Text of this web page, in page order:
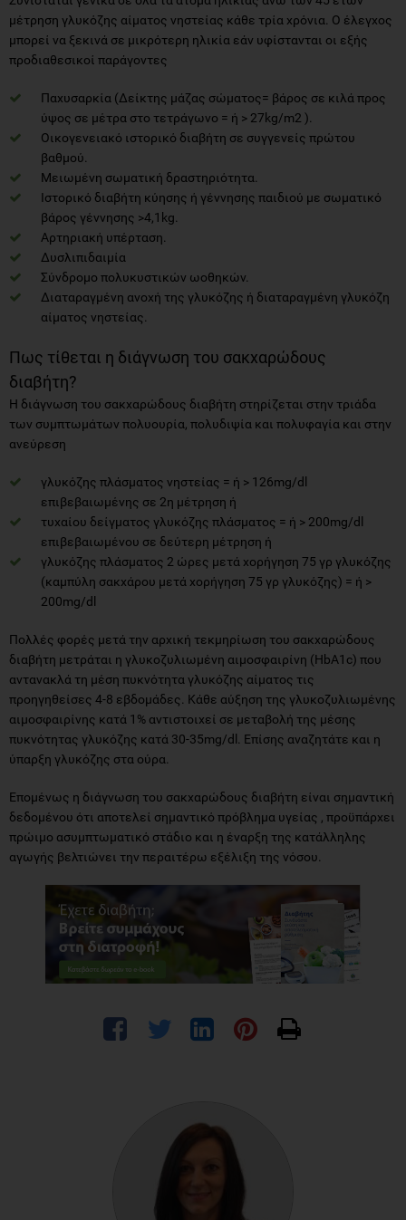
μέτρηση γλυκόζης αίματος νηστείας κάθε τρία χρόνια. Ο έλεγχος
μπορεί να ξεκινά σε μικρότερη ηλικία εάν υφίστανται οι εξής
προδιαθεσικοί παράγοντες
Παχυσαρκία (Δείκτης μάζας σώματος= βάρος σε κιλά προς
ύψος σε μέτρα στο τετράγωνο = ή > 27kg/m2 ).
Οικογενειακό ιστορικό διαβήτη σε συγγενείς πρώτου
βαθμού.
Μειωμένη σωματική δραστηριότητα.
Ιστορικό διαβήτη κύησης ή γέννησης παιδιού με σωματικό
βάρος γέννησης >4,1kg.
Αρτηριακή υπέρταση.
Δυσλιπιδαιμία
Σύνδρομο πολυκυστικών ωοθηκών.
Διαταραγμένη ανοχή της γλυκόζης ή διαταραγμένη γλυκόζη
αίματος νηστείας.
Πως τίθεται η διάγνωση του σακχαρώδους
διαβήτη?
Η διάγνωση του σακχαρώδους διαβήτη στηρίζεται στην τριάδα
των συμπτωμάτων πολυουρία, πολυδιψία και πολυφαγία και στην
ανεύρεση
γλυκόζης πλάσματος νηστείας = ή > 126mg/dl
επιβεβαιωμένης σε 2η μέτρηση ή
τυχαίου δείγματος γλυκόζης πλάσματος = ή > 200mg/dl
επιβεβαιωμένου σε δεύτερη μέτρηση ή
γλυκόζης πλάσματος 2 ώρες μετά χορήγηση 75 γρ γλυκόζης
(καμπύλη σακχάρου μετά χορήγηση 75 γρ γλυκόζης) = ή >
200mg/dl
Πολλές φορές μετά την αρχική τεκμηρίωση του σακχαρώδους
διαβήτη μετράται η γλυκοζυλιωμένη αιμοσφαιρίνη (HbA1c) που
αντανακλά τη μέση πυκνότητα γλυκόζης αίματος τις
προηγηθείσες 4-8 εβδομάδες. Κάθε αύξηση της γλυκοζυλιωμένης
αιμοσφαιρίνης κατά 1% αντιστοιχεί σε μεταβολή της μέσης
πυκνότητας γλυκόζης κατά 30-35mg/dl. Επίσης αναζητάτε και η
ύπαρξη γλυκόζης στα ούρα.
Επομένως η διάγνωση του σακχαρώδους διαβήτη είναι σημαντική
δεδομένου ότι αποτελεί σημαντικό πρόβλημα υγείας , προϋπάρχει
πρώιμο ασυμπτωματικό στάδιο και η έναρξη της κατάλληλης
αγωγής βελτιώνει την περαιτέρω εξέλιξη της νόσου.